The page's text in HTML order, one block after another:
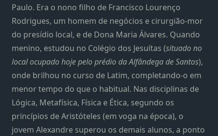
Paulo. Era o nono filho de Francisco Lourenço
Rodrigues, um homem de negócios e cirurgião-mor
do presídio local, e de Dona Maria Álvares. Quando
menino, estudou no Colégio dos Jesuítas (situado no
local ocupado hoje pelo prédio da Alfândega de Santos),
onde brilhou no curso de Latim, completando-o em
menor tempo do que o habitual. Nas disciplinas de
Lógica, Metafísica, Física e Ética, segundo os
princípios de Aristóteles (em voga na época), o
jovem Alexandre superou os demais alunos, a ponto